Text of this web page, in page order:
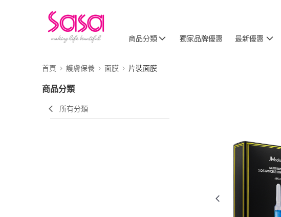
商品分類 獨家品牌優惠 最新優惠
首頁 護膚保養 面膜 片裝面膜
商品分類
所有分類